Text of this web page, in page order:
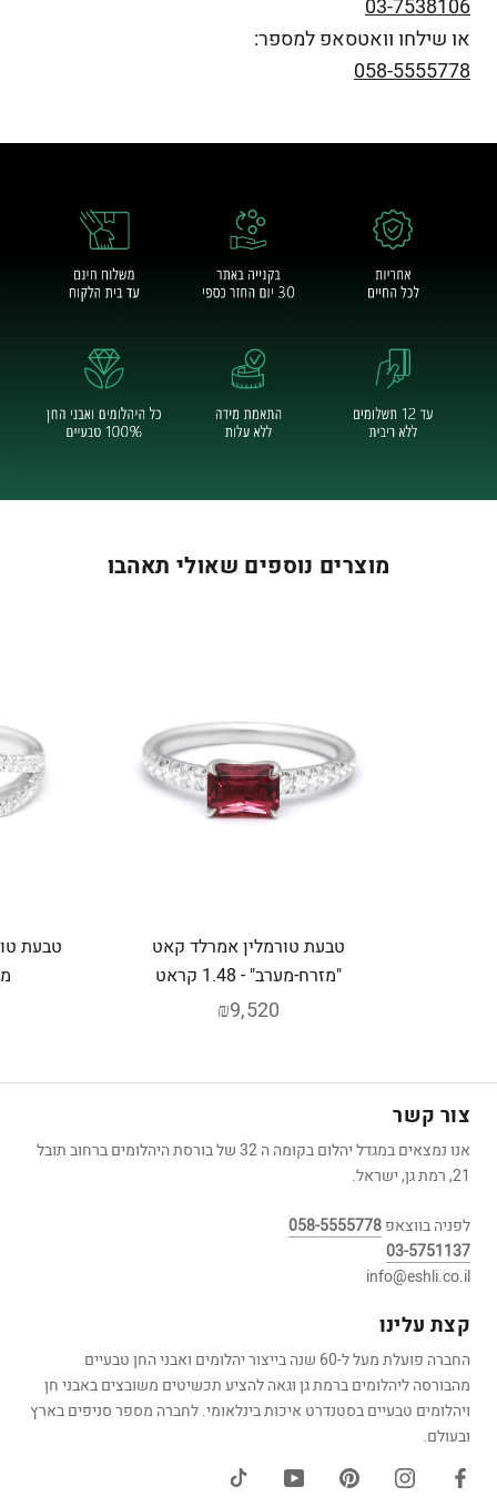
03-7538106
או שילחו וואטסאפ למספר:
058-5555778
מוצרים נוספים שאולי תאהבו
טבעת טורמלין אמרלד קאט
"מזרח-מערב" - 1.48 קראט
₪9,520
טבעת
צור קשר
אנו נמצאים במגדל יהלום בקומה ה 32 של בורסת היהלומים ברחוב תובל
21, רמת גן, ישראל.
לפניה בווצאפ058-5555778
03-5751137
info@eshli.co.il
קצת עלינו
החברה פועלת מעל ל-60 שנה בייצור יהלומים ואבני החן טבעיים
מהבורסה ליהלומים ברמת גן וגאה להציע תכשיטים משובצים באבני חן
ויהלומים טבעיים בסטנדרט איכות בינלאומי. לחברה מספר סניפים בארץ
ובעולם.